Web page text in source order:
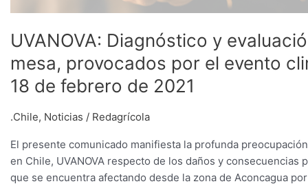
UVANOVA: Diagnóstico y
mesa, provocados por el evento
18 de febrero de 2021
.Chile, Noticias / Redagrícola
El presente comunicado manifiesta la profunda
en Chile, UVANOVA respecto de los daños y
que se encuentra afectando desde la zona de Aconcagua
evento
ocurrido
entre
el
29
y
18
de